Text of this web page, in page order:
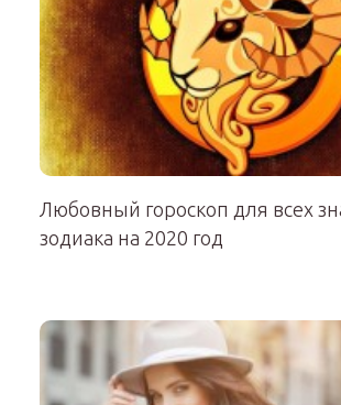
Любовный гороскоп для всех
зодиака на 2020 год